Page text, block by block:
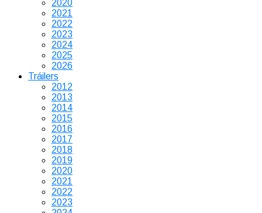
2020
2021
2022
2023
2024
2025
2026
Tráilers
2012
2013
2014
2015
2016
2017
2018
2019
2020
2021
2022
2023